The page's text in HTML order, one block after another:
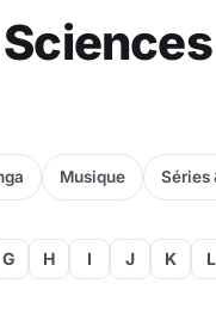
Musique Séries
G H I J K L